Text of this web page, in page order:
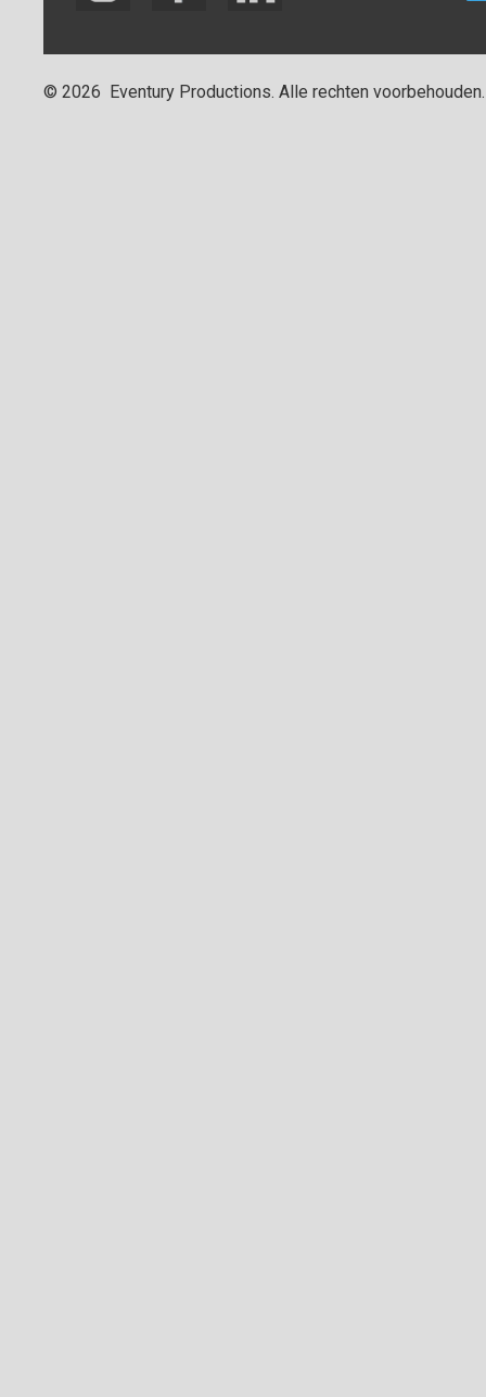
© 2026 Eventury Productions. Alle rechten voorbehouden.